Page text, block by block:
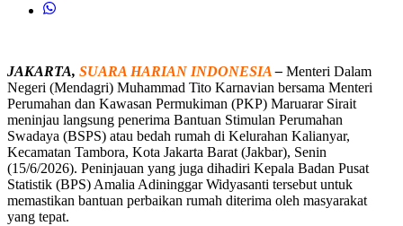
JAKARTA, SUARA HARIAN INDONESIA – Menteri Dalam
Negeri (Mendagri) Muhammad Tito Karnavian bersama Menteri
Perumahan dan Kawasan Permukiman (PKP) Maruarar Sirait
meninjau langsung penerima Bantuan Stimulan Perumahan
Swadaya (BSPS) atau bedah rumah di Kelurahan Kalianyar,
Kecamatan Tambora, Kota Jakarta Barat (Jakbar), Senin
(15/6/2026). Peninjauan yang juga dihadiri Kepala Badan Pusat
Statistik (BPS) Amalia Adininggar Widyasanti tersebut untuk
memastikan bantuan perbaikan rumah diterima oleh masyarakat
yang tepat.